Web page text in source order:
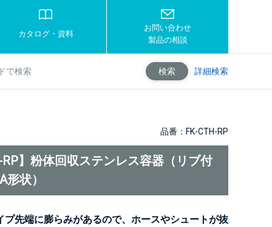
カタログ・資料
お問い合わせ
製品の相談
検索 詳細検索
品番：FK-CTH-RP
RP】粉体回収ステンレス容器（リブ付
状）
プ先端に膨らみがあるので、ホースやシュートが抜